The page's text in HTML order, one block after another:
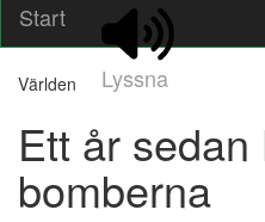
Start
Lyssna
Världen
Ett år
bomberna